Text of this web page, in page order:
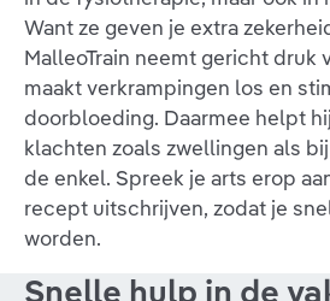
Want ze geven je extra
MalleoTrain neemt gericht druk
maakt verkrampingen los en
doorbloeding. Daarmee helpt
klachten zoals zwellingen als
de enkel. Spreek je arts erop
recept uitschrijven, zodat je
worden.
Snelle hulp in de